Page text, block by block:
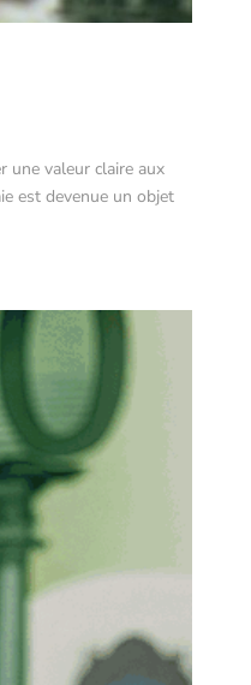
une valeur claire aux
est devenue un objet